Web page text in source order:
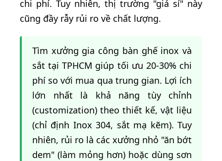
chi phí. Tuy nhiên, thị trường "giá sỉ" này
cũng đầy rẫy rủi ro về chất lượng.
Tìm xưởng gia công bàn ghế inox và
sắt tại TPHCM giúp tối ưu 20-30% chi
phí so với mua qua trung gian. Lợi ích
lớn nhất là khả năng tùy chỉnh
(customization) theo thiết kế, vật liệu
(chỉ định Inox 304, sắt mạ kẽm). Tuy
nhiên, rủi ro là các xưởng nhỏ "ăn bớt
dem" (làm mỏng hơn) hoặc dùng sơn